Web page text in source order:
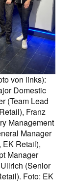
von links):
Domestic
(Team Lead
Franz
Management
Manager
Retail),
Manager
(Senior
Foto: EK